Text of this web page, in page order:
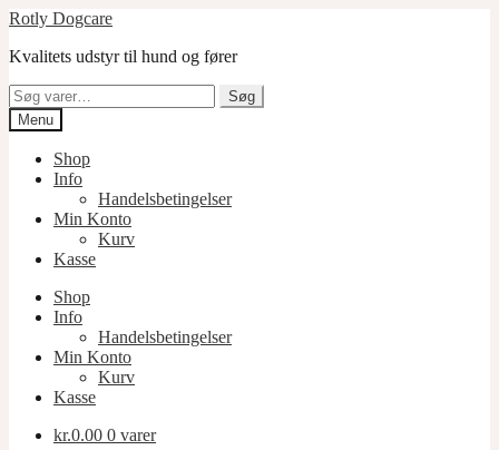
Spring
navigation
Spring
indhold
Rotly Dogcare
Kvalitets udstyr til hund og fører
Søg
efter:
Søg
Menu
Shop
Info
Handelsbetingelser
Min Konto
Kurv
Kasse
Shop
Info
Handelsbetingelser
Min Konto
Kurv
Kasse
kr.0.00 0 varer